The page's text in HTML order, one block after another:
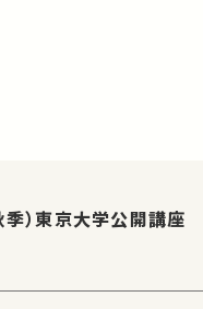
）東京大学公開講座